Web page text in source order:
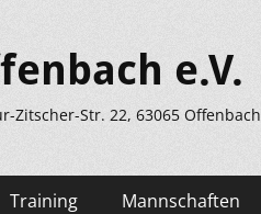
e.V.
Zitscher-Str. 22, 63065 Offenbach
Training Mannschaften